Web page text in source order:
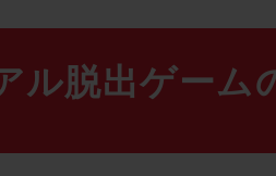
ル脱出ゲーム